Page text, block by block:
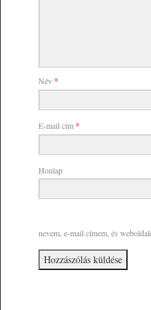
Név*
E-mail cím*
Honlap
nevem, e-mail címem, és